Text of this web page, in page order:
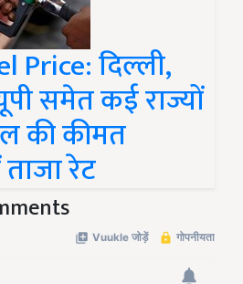
Price: दिल्ली,
समेत कई राज्यों
की कीमत
रेट